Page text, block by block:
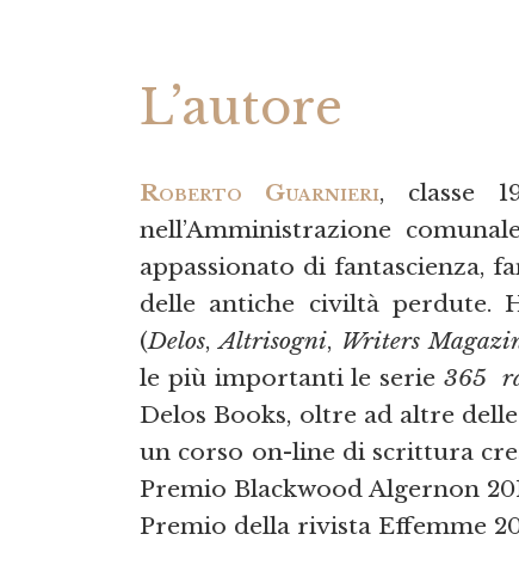
L’autore
Roberto Guarnieri, classe
nell’Amministrazione
appassionato di fantascienza,
delle antiche civiltà perdute.
(Delos,Altrisogni, Writers
le più importanti le serie 365
Delos Books, oltre ad altre
un corso on-line di scrittura
Premio Blackwood Algernon
Premio della rivista Effemme